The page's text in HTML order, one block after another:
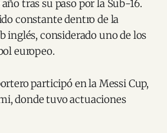
tras su paso por la Sub-16.
constante dentro de la
inglés, considerado uno de los
europeo.
participó en la Messi Cup,
donde tuvo actuaciones